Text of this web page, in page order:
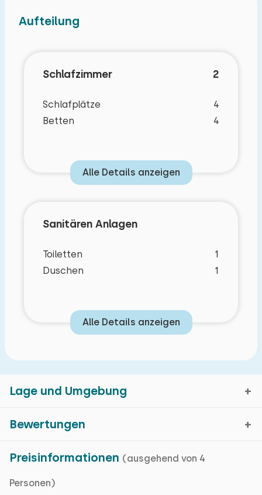
Preisinformationen (ausgehend von 4
Personen)
Eigenschaften
Aufteilung
Schlafzimmer 2
Schlafplätze
4
Betten
4
Alle Details anzeigen
Schlafzimmer Layout
Sanitären Anlagen
Toiletten
1
Duschen
1
Alle Details anzeigen
Lage und Umgebung
Nieuw Heeten, Overijssel
Kartenanzeige
Bewertungen
8,7
Durchschnittliche Bewertung
Bewertungen in den vergangenen 65 Monaten